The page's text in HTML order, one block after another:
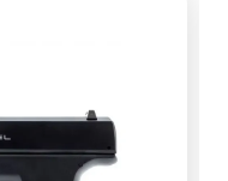
een
wordt
en een